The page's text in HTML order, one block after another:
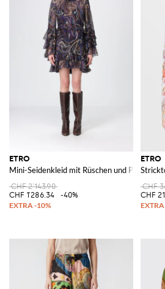
ETRO
Mini-Seidenkleid mit Rüschen und Paisley-
CHF 2'143.90
CHF 1'286.34
-40%
ETRO
CHF
CHF